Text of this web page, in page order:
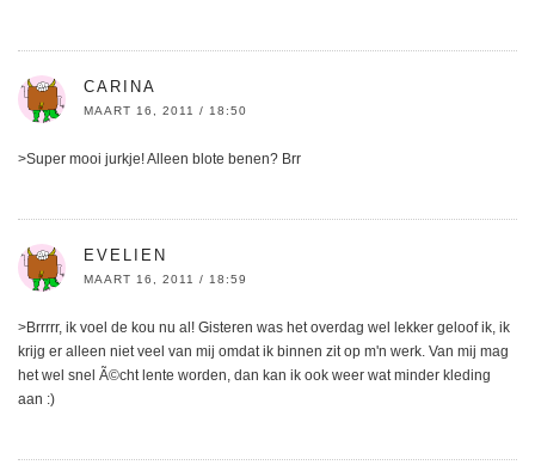
CARINA
MAART 16, 2011 / 18:50
>Super mooi jurkje! Alleen blote benen? Brr
EVELIEN
MAART 16, 2011 / 18:59
>Brrrrr, ik voel de kou nu al! Gisteren was het overdag wel lekker geloof ik, ik
krijg er alleen niet veel van mij omdat ik binnen zit op m'n werk. Van mij mag
het wel snel Ã©cht lente worden, dan kan ik ook weer wat minder kleding
aan :)